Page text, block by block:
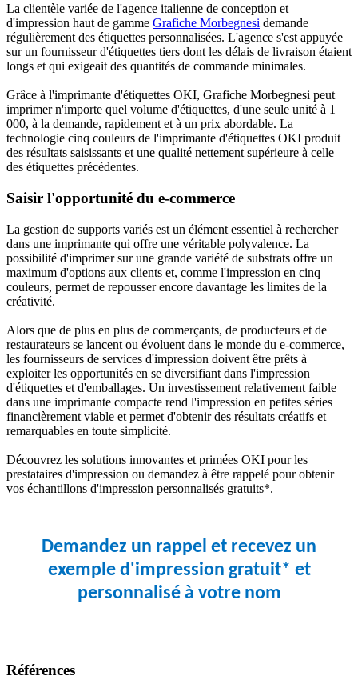
La clientèle variée de l'agence italienne de conception et
d'impression haut de gamme Grafiche Morbegnesi demande
régulièrement des étiquettes personnalisées. L'agence s'est appuyée
sur un fournisseur d'étiquettes tiers dont les délais de livraison étaient
longs et qui exigeait des quantités de commande minimales.
Grâce à l'imprimante d'étiquettes OKI, Grafiche Morbegnesi peut
imprimer n'importe quel volume d'étiquettes, d'une seule unité à 1
000, à la demande, rapidement et à un prix abordable. La
technologie cinq couleurs de l'imprimante d'étiquettes OKI produit
des résultats saisissants et une qualité nettement supérieure à celle
des étiquettes précédentes.
Saisir l'opportunité du e-commerce
La gestion de supports variés est un élément essentiel à rechercher
dans une imprimante qui offre une véritable polyvalence. La
possibilité d'imprimer sur une grande variété de substrats offre un
maximum d'options aux clients et, comme l'impression en cinq
couleurs, permet de repousser encore davantage les limites de la
créativité.
Alors que de plus en plus de commerçants, de producteurs et de
restaurateurs se lancent ou évoluent dans le monde du e-commerce,
les fournisseurs de services d'impression doivent être prêts à
exploiter les opportunités en se diversifiant dans l'impression
d'étiquettes et d'emballages. Un investissement relativement faible
dans une imprimante compacte rend l'impression en petites séries
financièrement viable et permet d'obtenir des résultats créatifs et
remarquables en toute simplicité.
Découvrez les solutions innovantes et primées OKI pour les
prestataires d'impression ou demandez à être rappelé pour obtenir
vos échantillons d'impression personnalisés gratuits*.
Demandez un rappel et recevez un
exemple d'impression gratuit* et
personnalisé à votre nom
Références